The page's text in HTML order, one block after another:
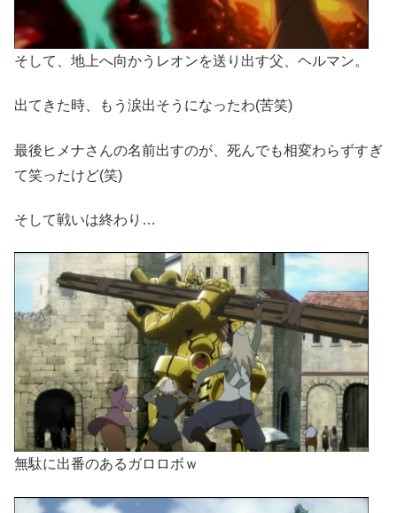
そして、地上へ向かうレオンを送り出す父、ヘルマン。
出てきた時、もう涙出そうになったわ(苦笑)
最後ヒメナさんの名前出すのが、死んでも相変わらずすぎ
て笑ったけど(笑)
そして戦いは終わり…
無駄に出番のあるガロロボｗ